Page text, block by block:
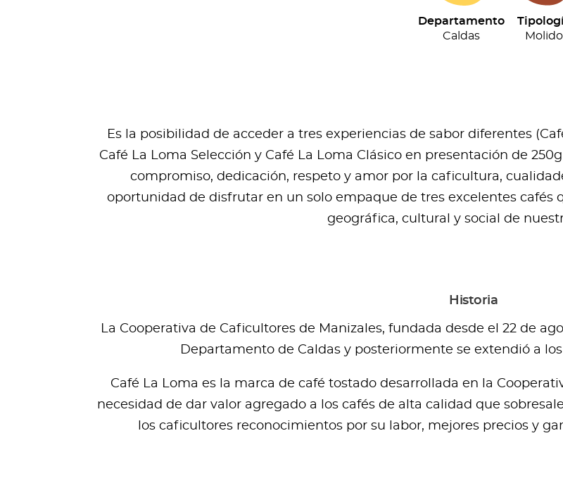
(250g
c/u)
Departamento
Caldas
Molido
Es la posibilidad de acceder a tres experiencias de sabor diferentes
Café La Loma Selección y Café La Loma Clásico en presentación de
compromiso, dedicación, respeto y amor por la caficultura,
oportunidad de disfrutar en un solo empaque de tres excelentes cafés
geográfica, cultural y social de
Historia
La Cooperativa de Caficultores de Manizales, fundada desde el 22 de
Departamento de Caldas y posteriormente se extendió a
Café La Loma es la marca de café tostado desarrollada en la
necesidad de dar valor agregado a los cafés de alta calidad que
los caficultores reconocimientos por su labor, mejores precios y